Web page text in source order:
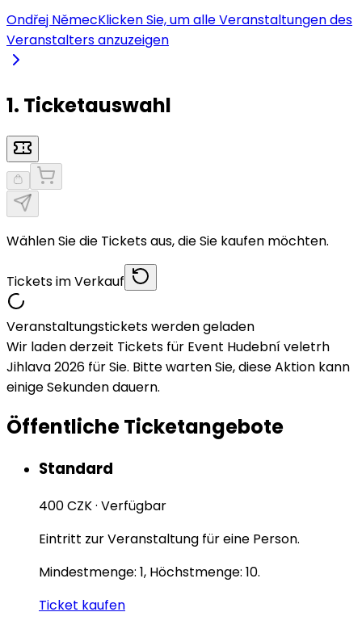
Ondřej NěmecKlicken Sie, um alle Veranstaltungen des
Veranstalters anzuzeigen
1. Ticketauswahl
Wählen Sie die Tickets aus, die Sie kaufen möchten.
Tickets im Verkauf
Veranstaltungstickets werden geladen
Wir laden derzeit Tickets für Event Hudební veletrh
Jihlava 2026 für Sie. Bitte warten Sie, diese Aktion kann
einige Sekunden dauern.
Öffentliche Ticketangebote
Standard
400 CZK· Verfügbar
Eintritt zur Veranstaltung für eine Person.
Mindestmenge: 1, Höchstmenge: 10.
Ticket kaufen